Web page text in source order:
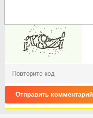
Отправить комментарий